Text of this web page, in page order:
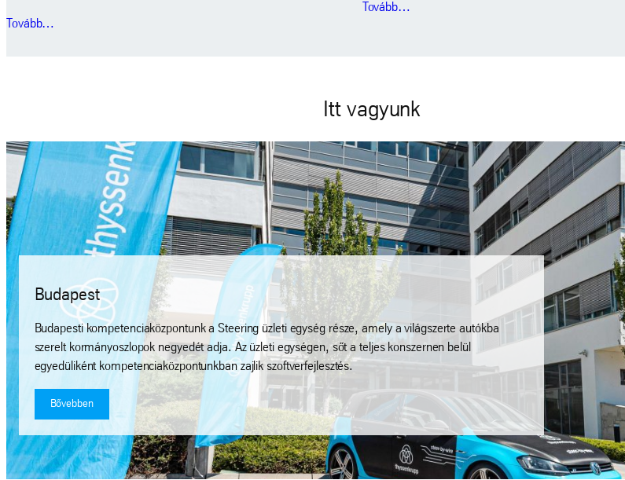
Tovább…
Tovább…
Itt vagyunk
Budapest
Budapesti kompetenciaközpontunk a Steering üzleti egység része, amely a világszerte autókba
szerelt kormányoszlopok negyedét adja. Az üzleti egységen, sőt a teljes konszernen belül
egyedüliként kompetenciaközpontunkban zajlik szoftverfejlesztés.
Bővebben